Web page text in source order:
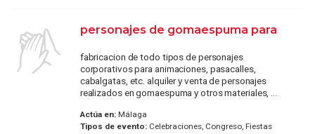
personajes de gomaespuma para
fabricacion de todo tipos de personajes
corporativos para animaciones, pasacalles,
cabalgatas, etc. alquiler y venta de personajes
realizados en gomaespuma y otros materiales, ...
Actúa en:Málaga
Tipos de evento:Celebraciones, Congreso, Fiestas